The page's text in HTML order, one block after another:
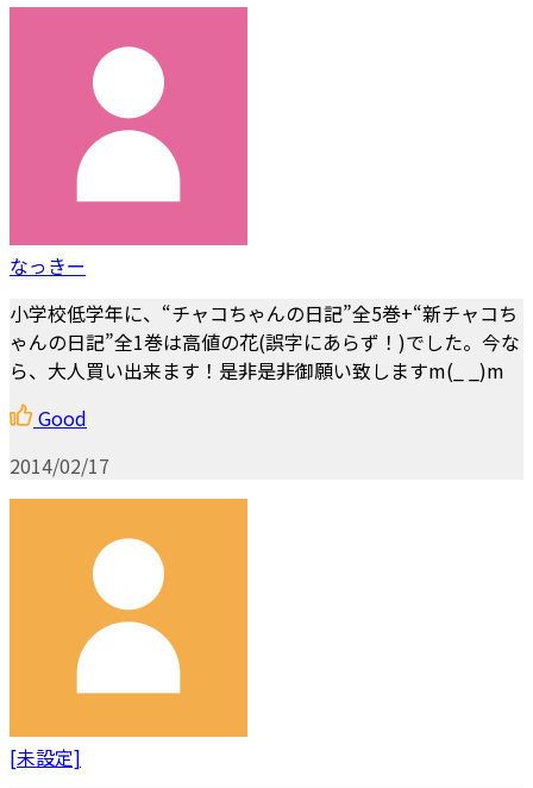
なっきー
小学校低学年に、“チャコちゃんの日記”全5巻+“新チャコち
ゃんの日記”全1巻は高値の花(誤字にあらず！)でした。今な
ら、大人買い出来ます！是非是非御願い致しますm(_ _)m
Good
2014/02/17
[未設定]